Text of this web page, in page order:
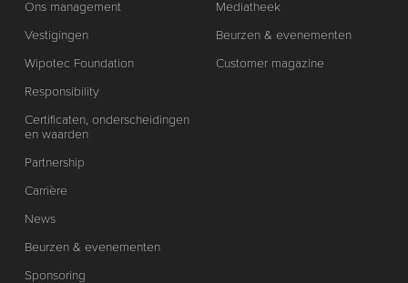
Ons management
Vestigingen
Wipotec Foundation
Responsibility
Certificaten, onderscheidingen
en waarden
Partnership
Carrière
News
Beurzen & evenementen
Sponsoring
Mediatheek
Beurzen & evenementen
Customer magazine